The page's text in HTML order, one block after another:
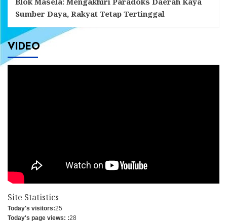
Sumber Daya, Rakyat Tetap Tertinggal
VIDEO
Site Statistics
Today's visitors:25
Today's page views: :28